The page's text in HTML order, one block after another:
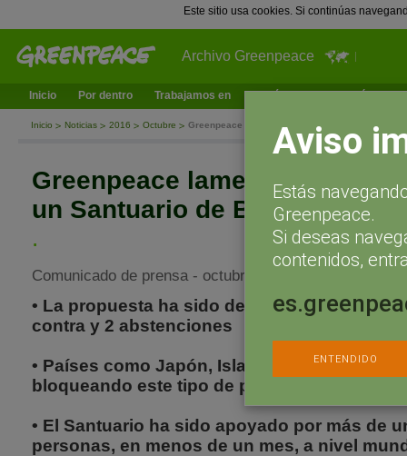
Este sitio usa cookies. Si continúas
Archivo Greenpeace
Inicio Por dentro Trabajamos en ¿Qué puedes hacer tú?
Inicio Noticias 2016 Octubre Greenpeace lamenta el no a la creación de un
Greenpeace lamenta el no a
un Santuario de Ballenas en
.
Comunicado de prensa - octubre 25, 2016
• La propuesta ha sido desestimada con 38
contra y 2 abstenciones
• Países como Japón, Islandia y Noruega,
bloqueando este tipo de propuestas de
• El Santuario ha sido apoyado por más de
personas, en menos de un mes, a nivel
Aviso
Estás
Greenpeace.
Si deseas
contenidos,
ENTENDIDO